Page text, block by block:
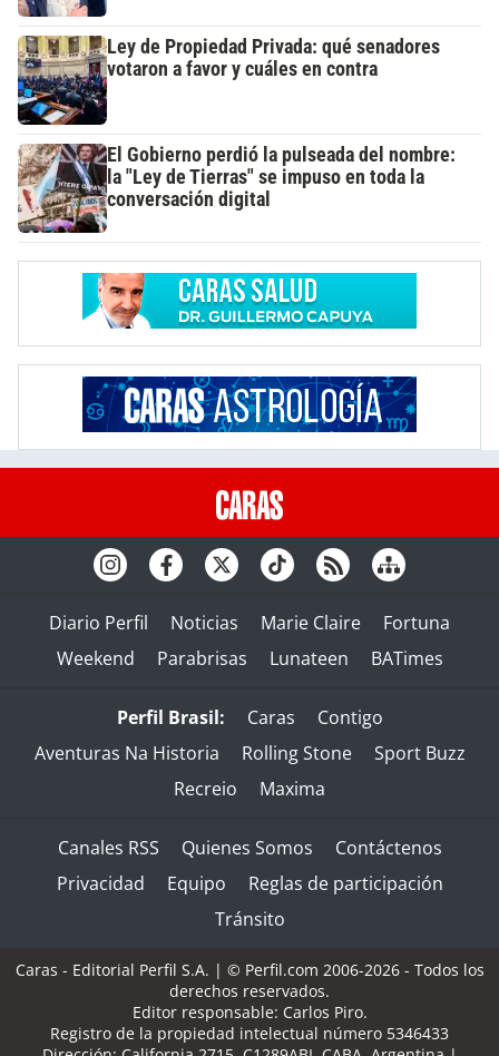
Ley de Propiedad Privada: qué senadores
votaron a favor y cuáles en contra
El Gobierno perdió la pulseada del nombre:
la "Ley de Tierras" se impuso en toda la
conversación digital
Diario Perfil Noticias Marie Claire
Fortuna
Weekend
Parabrisas Lunateen BATimes
Perfil Brasil: Caras
Contigo
Aventuras Na Historia
Rolling Stone
Sport Buzz
Recreio
Maxima
Canales RSS Quienes Somos
Contáctenos
Privacidad
Equipo
Reglas de participación
Tránsito
Caras - Editorial Perfil S.A. | © Perfil.com 2006-2026 - Todos los
derechos reservados.
Editor responsable: Carlos Piro.
Registro de la propiedad intelectual número 5346433